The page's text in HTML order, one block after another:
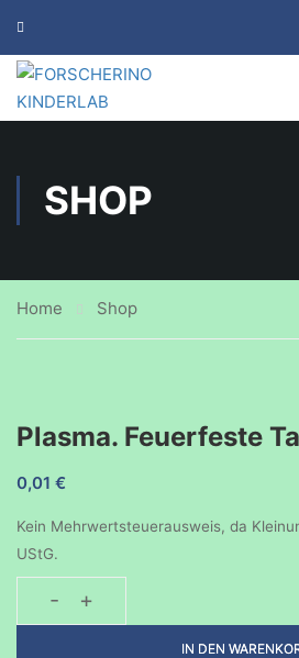
SHOP
Home Shop
Plasma. Feuerfeste
0,01 €
Kein Mehrwertsteuerausweis, da
UStG.
-
Plasma.
+
IN DEN